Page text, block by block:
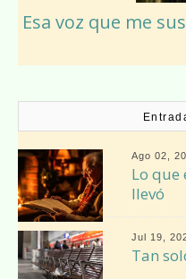
Esa voz que me
Ago 02,
Lo que
llevó
Jul 19,
Tan